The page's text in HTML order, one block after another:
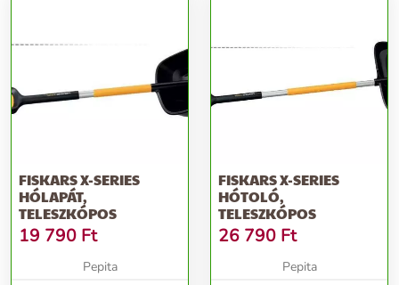
FISKARS X-SERIES
HÓLAPÁT,
TELESZKÓPOS
19 790 Ft
Pepita
FISKARS X-SERIES
HÓTOLÓ,
TELESZKÓPOS
26 790 Ft
Pepita